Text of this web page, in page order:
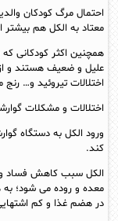
احتمال مرگ کودکان
معتاد به الکل هم بیشتر
همچنین اکثر کودکانی که
علیل و ضعیف هستند و
اختلالات تیروئید و… رنج
اختلالات و مشکلات
ورود الکل به دستگاه
کند.
الکل سبب کاهش فساد و
معده و روده می شود؛
در هضم غذا و کم